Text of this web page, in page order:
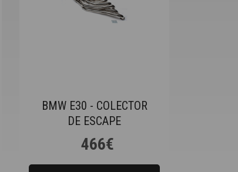
BMW E30 - COLECTOR
DE ESCAPE
466€